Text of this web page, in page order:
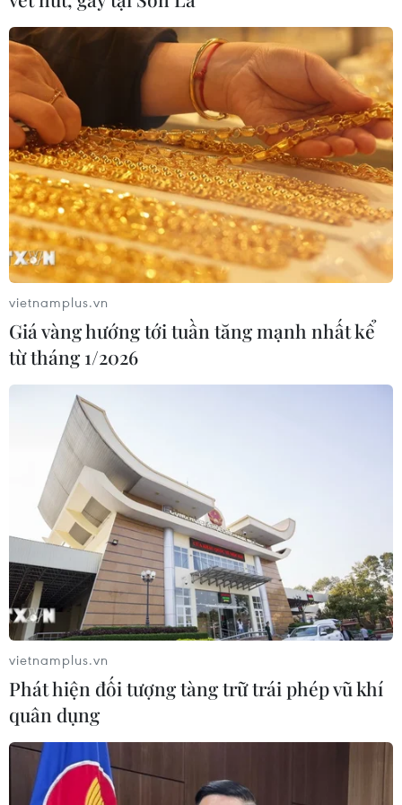
18/07/2026 01:00
Phân bổ ngân sách chăm sóc sức
khỏe và dân số: Ưu tiên các địa bàn
khó khăn
17/07/2026 22:30
Đà Nẵng tổ chức Lễ hội Sâm Ngọc
Linh 2026: Cam kết 100% sâm thật
17/07/2026 06:09
Tìm ra cơ chế gây bệnh ung thư
xương hiếm gặp
17/07/2026 01:05
Tìm lời giải cho xu hướng gia tăng
ung thư phổi ở người trẻ không hút
thuốc
17/07/2026 01:00
Xem thêm
CƠ QUAN CHỦ QUẢN: THÔNG TẤN XÃ VIỆT NAM
Tổng Biên tập: TRẦN TIẾN DUẨN
vietnamplus.vn
Giá vàng hướng tới tuần tăng mạnh nhất kể
từ tháng 1/2026
vietnamplus.vn
Phát hiện đối tượng tàng trữ trái phép vũ khí
quân dụng